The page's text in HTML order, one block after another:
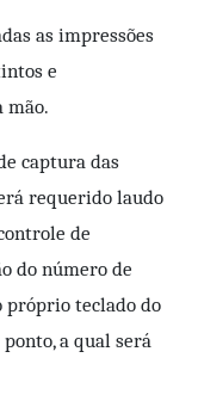
as impressões
e
mão.
captura das
requerido laudo
de
do número de
próprio teclado do
a qual será